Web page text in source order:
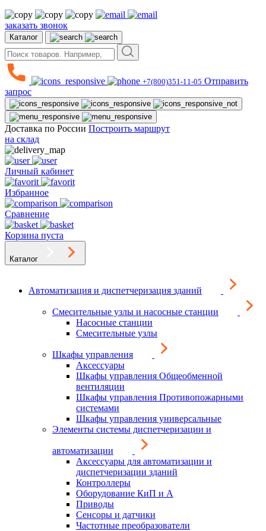
заказать звонок
Каталог
+7(800)351-11-05 Отправить
запрос
Доставка по России Построить маршрут
на склад
Личный кабинет
Избранное
Сравнение
Корзина пуста
Каталог
Автоматизация и диспетчеризация зданий
Смесительные узлы и насосные станции
Насосные станции
Смесительные узлы
Шкафы управления
Аксессуары
Шкафы управления Общеобменной
вентиляции
Шкафы управления Противопожарными
системами
Шкафы управления универсальные
Элементы системы диспетчеризации и
автоматизации
Аксессуары для автоматизации и
диспетчеризации зданий
Контроллеры
Оборудование КиП и А
Приводы
Сенсоры и датчики
Частотные преобразователи